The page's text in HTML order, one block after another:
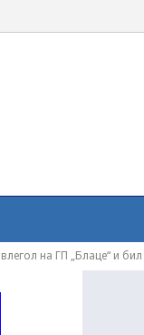
на ГП „Блаце“ и